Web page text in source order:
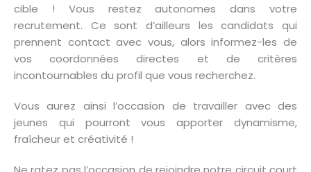
cible ! Vous restez autonomes dans votre
recrutement. Ce sont d’ailleurs les candidats qui
prennent contact avec vous, alors informez-les de
vos coordonnées directes et de critères
incontournables du profil que vous recherchez.
Vous aurez ainsi l’occasion de travailler avec des
jeunes qui pourront vous apporter dynamisme,
fraîcheur et créativité !